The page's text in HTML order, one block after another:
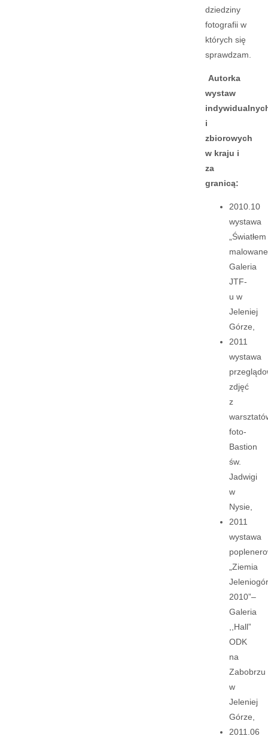
dziedziny
fotografii w
których się
sprawdzam.
Autorka
wystaw
i
zbiorowych
w kraju i
za
granicą:
2010.10
wystawa
„Światłem
Galeria
JTF-
u w
Jeleniej
Górze,
2011
wystawa
zdjęć
z
foto-
Bastion
św.
Jadwigi
w
Nysie,
2011
wystawa
„Ziemia
2010”–
Galeria
,,Hall”
ODK
na
Zabobrzu
w
Jeleniej
Górze,
2011.06